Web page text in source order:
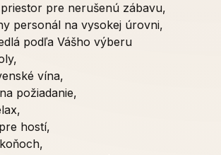
pre nerušenú zábavu,
personál na vysokej úrovni,
podľa Vášho výberu
vína,
požiadanie,
hostí,